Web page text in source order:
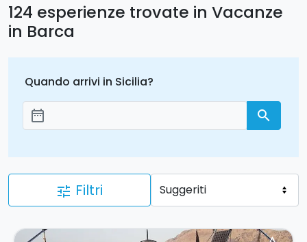
124 esperienze trovate in Vacanze
in Barca
Quando arrivi in Sicilia?
Aggiungi le date
date_range search
tune Filtri